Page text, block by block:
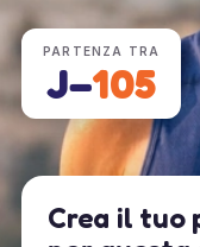
PARTENZA TRA
J−105
Crea il tuo